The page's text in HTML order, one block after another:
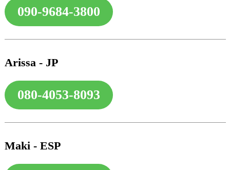
090-9684-3800
Arissa - JP
080-4053-8093
Maki - ESP